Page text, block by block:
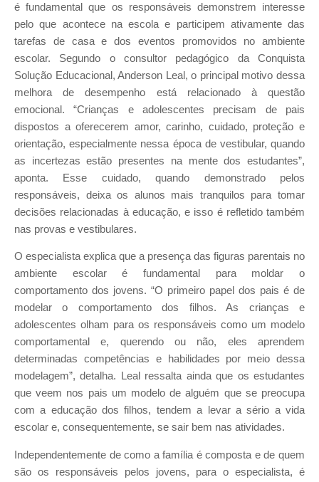
é fundamental que os responsáveis demonstrem interesse
pelo que acontece na escola e participem ativamente das
tarefas de casa e dos eventos promovidos no ambiente
escolar. Segundo o consultor pedagógico da Conquista
Solução Educacional, Anderson Leal, o principal motivo dessa
melhora de desempenho está relacionado à questão
emocional. “Crianças e adolescentes precisam de pais
dispostos a oferecerem amor, carinho, cuidado, proteção e
orientação, especialmente nessa época de vestibular, quando
as incertezas estão presentes na mente dos estudantes”,
aponta. Esse cuidado, quando demonstrado pelos
responsáveis, deixa os alunos mais tranquilos para tomar
decisões relacionadas à educação, e isso é refletido também
nas provas e vestibulares.
O especialista explica que a presença das figuras parentais no
ambiente escolar é fundamental para moldar o
comportamento dos jovens. “O primeiro papel dos pais é de
modelar o comportamento dos filhos. As crianças e
adolescentes olham para os responsáveis como um modelo
comportamental e, querendo ou não, eles aprendem
determinadas competências e habilidades por meio dessa
modelagem”, detalha. Leal ressalta ainda que os estudantes
que veem nos pais um modelo de alguém que se preocupa
com a educação dos filhos, tendem a levar a sério a vida
escolar e, consequentemente, se sair bem nas atividades.
Independentemente de como a família é composta e de quem
são os responsáveis pelos jovens, para o especialista, é